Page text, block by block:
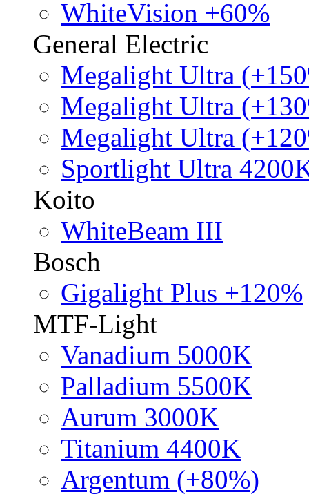
WhiteVision +60%
General Electric
Megalight Ultra
Megalight Ultra
Megalight Ultra
Sportlight Ultra
Koito
WhiteBeam III
Bosch
Gigalight Plus +120%
MTF-Light
Vanadium 5000K
Palladium 5500K
Aurum 3000K
Titanium 4400K
Argentum (+80%)